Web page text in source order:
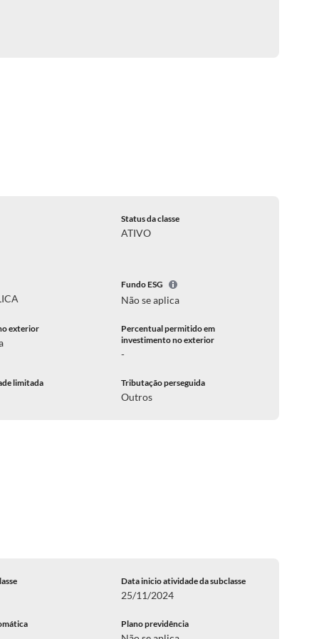
Status da classe
ATIVO
Fundo ESG
Não se aplica
exterior
Percentual permitido em
investimento no exterior
-
limitada Tributação perseguida
Outros
Data inicio atividade da subclasse
25/11/2024
Plano previdência